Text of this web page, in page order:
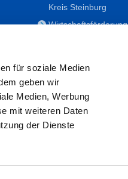
für soziale Medien
geben wir
Medien, Werbung
mit weiteren Daten
der Dienste
Kreis Steinburg
Wirtschaftsförderung
Zahlen, Daten,
Fakten
Gewerbeflächen